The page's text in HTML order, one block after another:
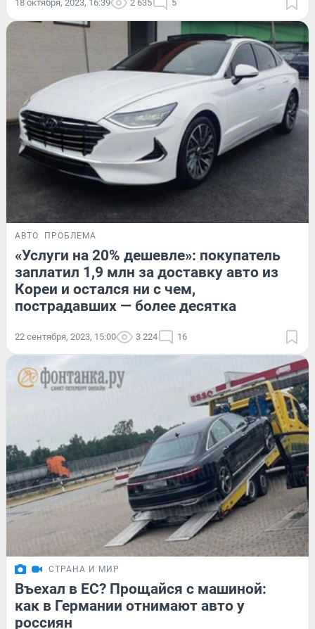
18 октября, 2023, 16:39 2 635 5
АВТО ПРОБЛЕМА
«Услуги на 20% дешевле»: покупатель
заплатил 1,9 млн за доставку авто из
Кореи и остался ни с чем,
пострадавших — более десятка
22 сентября, 2023, 15:00 3 224 16
СТРАНА И МИР
Въехал в ЕС? Прощайся с машиной:
как в Германии отнимают авто у
россиян